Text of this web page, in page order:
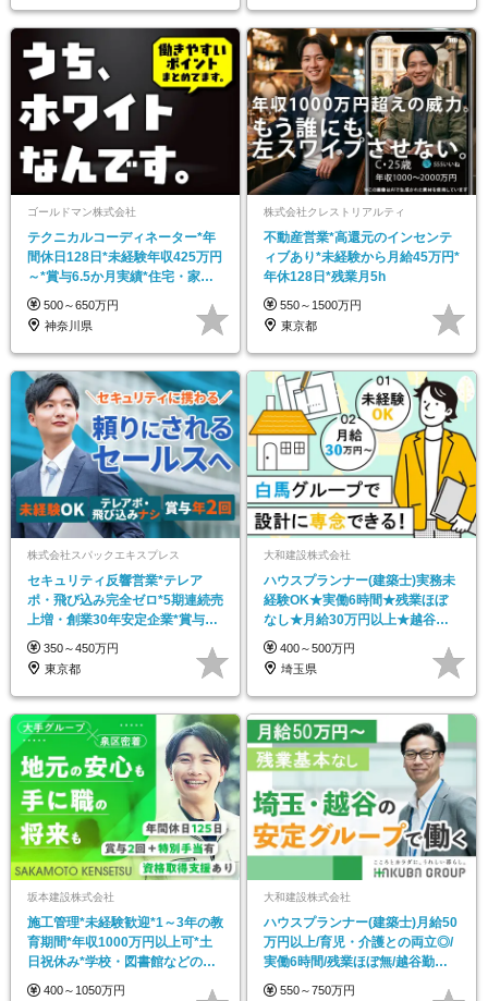
ゴールドマン株式会社
テクニカルコーディネーター*年
間休日128日*未経験年収425万円
～*賞与6.5か月実績*住宅・家族
手当あり*
500～650万円
神奈川県
株式会社クレストリアルティ
不動産営業*高還元のインセンテ
ィブあり*未経験から月給45万円*
年休128日*残業月5h
550～1500万円
東京都
株式会社スパックエキスプレス
セキュリティ反響営業*テレア
ポ・飛び込み完全ゼロ*5期連続売
上増・創業30年安定企業*賞与年
2回*住宅手当有
350～450万円
東京都
大和建設株式会社
ハウスプランナー(建築士)実務未
経験OK★実働6時間★残業ほぼ
なし★月給30万円以上★越谷勤
務★週休2日制
400～500万円
埼玉県
坂本建設株式会社
施工管理*未経験歓迎*1～3年の教
育期間*年収1000万円以上可*土
日祝休み*学校・図書館などの公
共工事中心
400～1050万円
大和建設株式会社
ハウスプランナー(建築士)月給50
万円以上/育児・介護との両立◎/
実働6時間/残業ほぼ無/越谷勤務/
週休2日制
550～750万円